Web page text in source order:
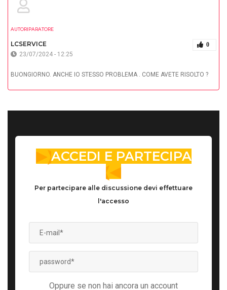
AUTORIPARATORE
LCSERVICE 0
23/07/2024 - 12:25
BUONGIORNO. ANCHE IO STESSO PROBLEMA . COME AVETE RISOLTO ?
ACCEDI E PARTECIPA
Per partecipare alle discussione devi effettuare
l'accesso
Oppure se non hai ancora un account